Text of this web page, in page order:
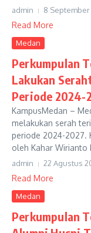
admin 8 September
Read More
Medan
Perkumpulan
Lakukan
Periode 2024-
KampusMedan –
melakukan serah
periode 2024-2027.
oleh Kahar Wirianto
admin 22 Agustus
Read More
Medan
Perkumpulan